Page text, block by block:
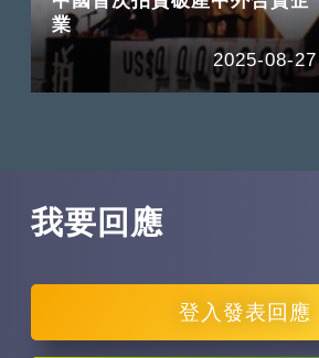
業
2025-08-27
我要回應
登入發表回應